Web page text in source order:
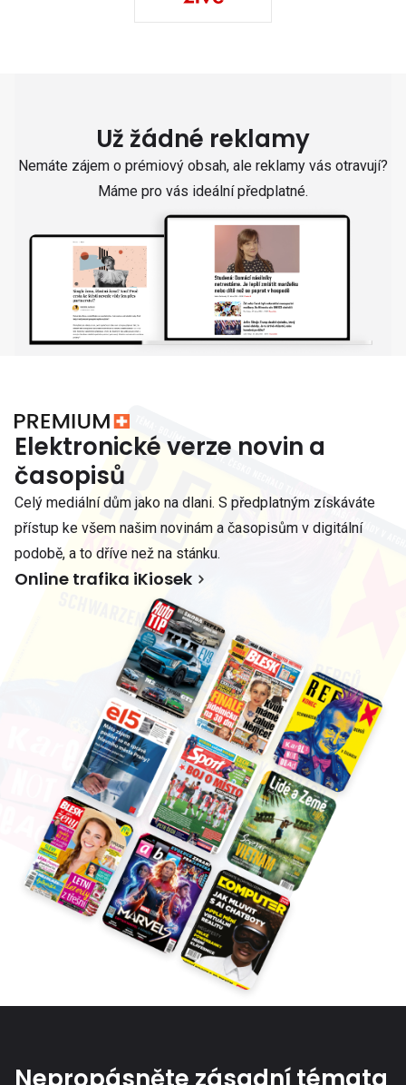
Už žádné reklamy
Nemáte zájem o prémiový obsah, ale reklamy vás otravují?
Máme pro vás ideální předplatné.
Elektronické verze novin a
časopisů
Celý mediální dům jako na dlani. S předplatným získáváte
přístup ke všem našim novinám a časopisům v digitální
podobě, a to dříve než na stánku.
Online trafika iKiosek